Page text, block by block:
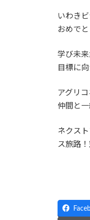
いわき
おめでと
学び未
目標に
アグリ
仲間と
ネクス
ス旅路